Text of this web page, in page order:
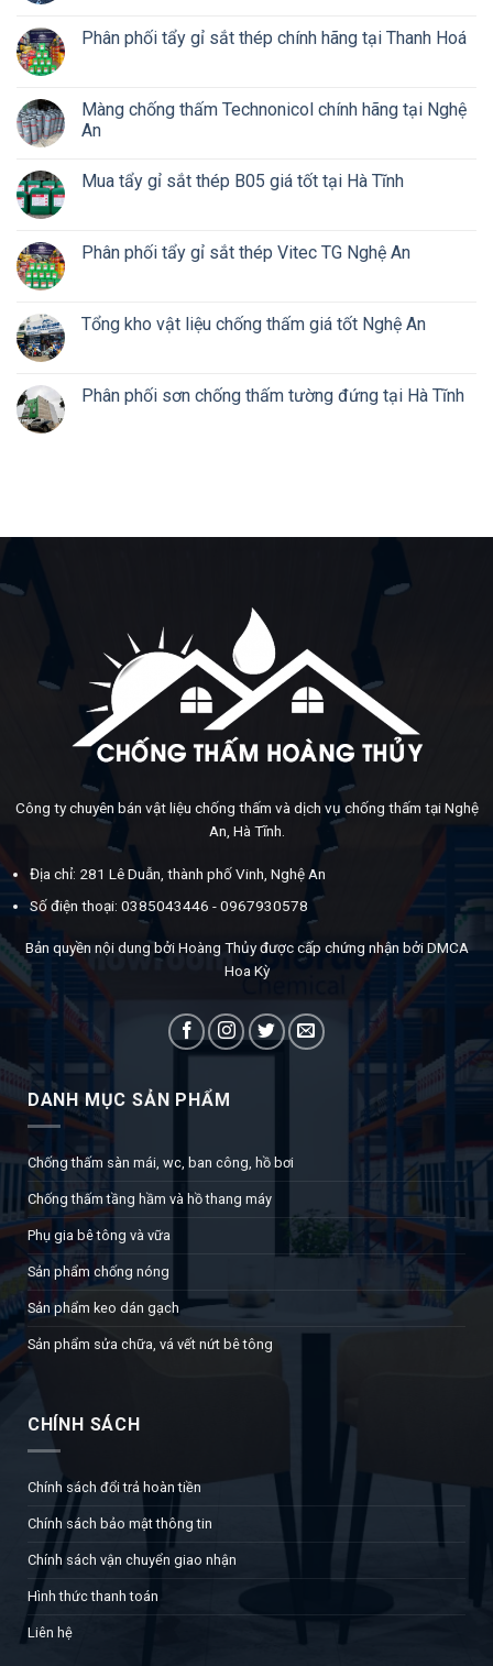
Phân phối tẩy gỉ sắt thép chính hãng tại Thanh Hoá
Màng chống thấm Technonicol chính hãng tại Nghệ
An
Mua tẩy gỉ sắt thép B05 giá tốt tại Hà Tĩnh
Phân phối tẩy gỉ sắt thép Vitec TG Nghệ An
Tổng kho vật liệu chống thấm giá tốt Nghệ An
Phân phối sơn chống thấm tường đứng tại Hà Tĩnh
Công ty chuyên bán vật liệu chống thấm và dịch vụ chống thấm tại Nghệ
An, Hà Tĩnh.
Địa chỉ: 281 Lê Duẫn, thành phố Vinh, Nghệ An
Số điện thoại: 0385043446 - 0967930578
Bản quyền nội dung bởi Hoàng Thủy được cấp chứng nhận bởi DMCA
Hoa Kỳ
DANH MỤC SẢN PHẨM
Chống thấm sàn mái, wc, ban công, hồ bơi
Chống thấm tầng hầm và hồ thang máy
Phụ gia bê tông và vữa
Sản phẩm chống nóng
Sản phẩm keo dán gạch
Sản phẩm sửa chữa, vá vết nứt bê tông
CHÍNH SÁCH
Chính sách đổi trả hoàn tiền
Chính sách bảo mật thông tin
Chính sách vận chuyển giao nhận
Hình thức thanh toán
Liên hệ